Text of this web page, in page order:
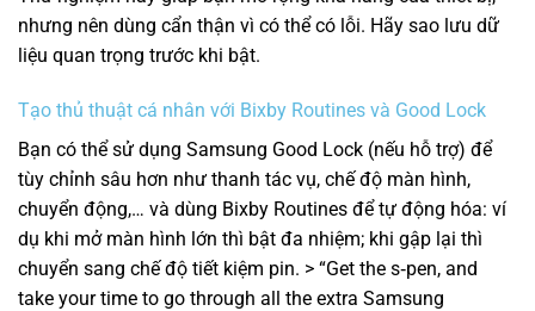
nhưng nên dùng cẩn thận vì có thể có lỗi. Hãy sao lưu dữ
liệu quan trọng trước khi bật.
Tạo thủ thuật cá nhân với Bixby Routines và Good Lock
Bạn có thể sử dụng Samsung Good Lock (nếu hỗ trợ) để
tùy chỉnh sâu hơn như thanh tác vụ, chế độ màn hình,
chuyển động,… và dùng Bixby Routines để tự động hóa: ví
dụ khi mở màn hình lớn thì bật đa nhiệm; khi gập lại thì
chuyển sang chế độ tiết kiệm pin. > “Get the s‑pen, and
take your time to go through all the extra Samsung